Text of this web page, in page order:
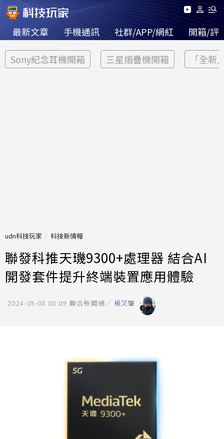
最新文章 手機通訊 社群/APP/網紅 開箱/評
Sony紀念耳機開箱 三星摺疊機開箱 「全新
udn科技玩家 科技新情報
聯發科推天璣9300+處理器 結合AI
開發套件提升終端裝置應用體驗
2024-05-08 08:09 聯合新聞網／ 楊又肇